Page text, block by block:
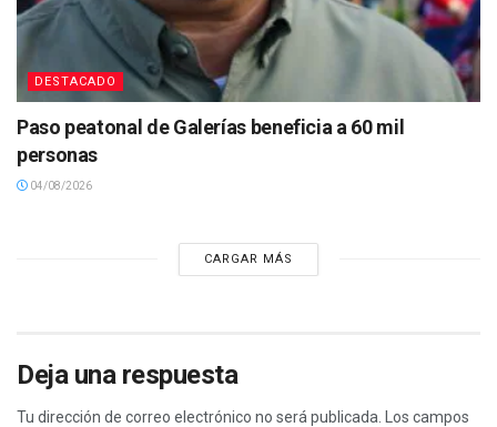
DESTACADO
Paso peatonal de Galerías beneficia a 60 mil
personas
04/08/2026
CARGAR MÁS
Deja una respuesta
Tu dirección de correo electrónico no será publicada.
Los campos